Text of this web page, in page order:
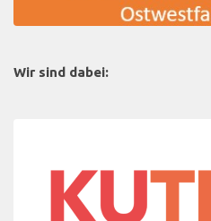
Wir sind dabei: